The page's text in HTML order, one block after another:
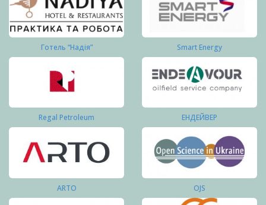
Готель “Надія” Smart Energy
Regal Petroleum ЕНДЕЙВЕР
ARTO OJS